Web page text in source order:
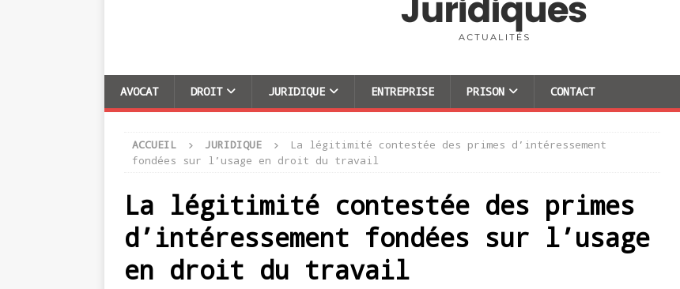
AVOCAT DROIT JURIDIQUE ENTREPRISE PRISON CONTACT
ACCUEIL JURIDIQUE
La légitimité contestée des primes d’intéressement
fondées sur l’usage en droit du travail
La légitimité contestée des primes
d’intéressement fondées sur l’usage
en droit du travail